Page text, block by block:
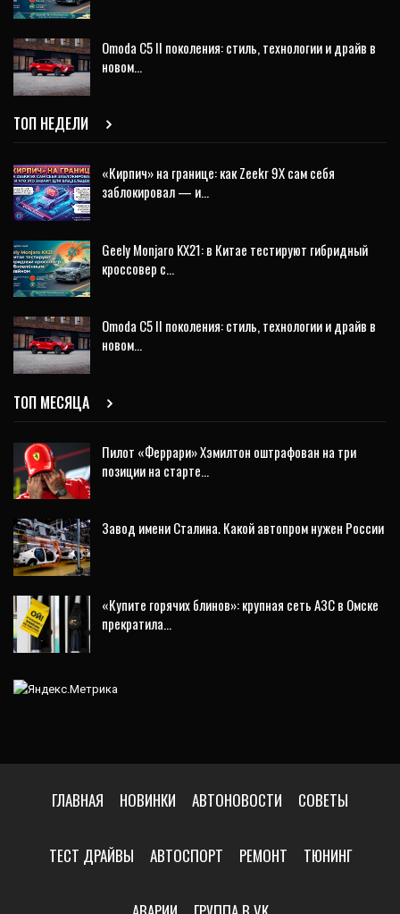
Omoda C5 II поколения: стиль, технологии и драйв в
новом…
ТОП НЕДЕЛИ
«Кирпич» на границе: как Zeekr 9X сам себя
заблокировал — и…
Geely Monjaro KX21: в Китае тестируют гибридный
кроссовер с…
Omoda C5 II поколения: стиль, технологии и драйв в
новом…
ТОП МЕСЯЦА
Пилот «Феррари» Хэмилтон оштрафован на три
позиции на старте…
Завод имени Сталина. Какой автопром нужен России
«Купите горячих блинов»: крупная сеть АЗС в Омске
прекратила…
ГЛАВНАЯ НОВИНКИ АВТОНОВОСТИ СОВЕТЫ
ТЕСТ ДРАЙВЫ АВТОСПОРТ РЕМОНТ ТЮНИНГ